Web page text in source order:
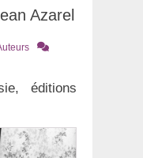
Azarel
éditions